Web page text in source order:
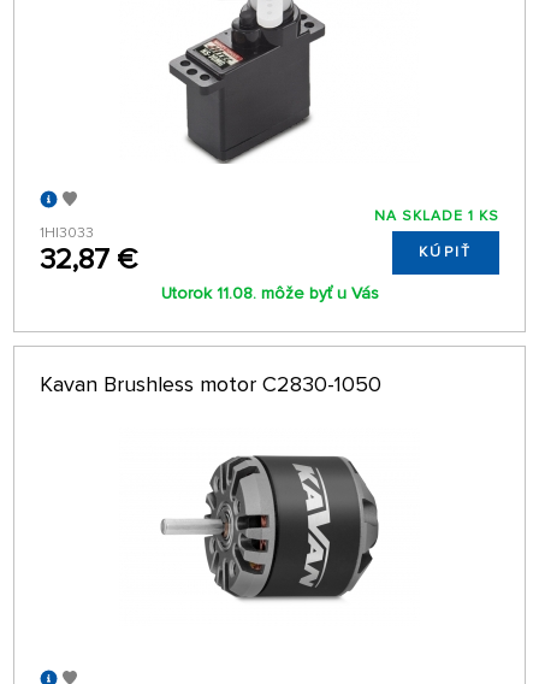
1HI3033
32,87 €
NA SKLADE 1 KS
KÚPIŤ
Utorok 11.08. môže byť u Vás
Kavan Brushless motor C2830-1050